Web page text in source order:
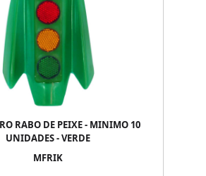
RABO DE PEIXE - MINIMO 10
UNIDADES - VERDE
MFRIK